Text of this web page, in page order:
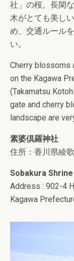
社」の桜。長閑
木がとても美し
め、交通ルール
い。
Cherry blossoms
on the Kagawa
(Takamatsu
gate and cherry
landscape are
素婆倶羅神社
住所：香川県綾
Sobakura Shrine
Address : 902-4
Kagawa